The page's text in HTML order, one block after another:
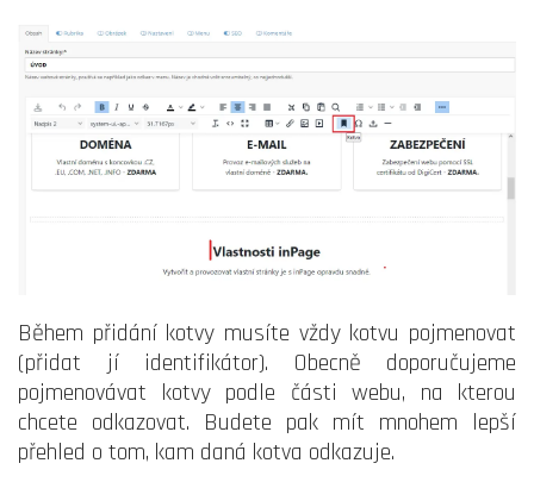
Během přidání kotvy musíte vždy kotvu pojmenovat
(přidat jí identifikátor). Obecně doporučujeme
pojmenovávat kotvy podle části webu, na kterou
chcete odkazovat. Budete pak mít mnohem lepší
přehled o tom, kam daná kotva odkazuje.